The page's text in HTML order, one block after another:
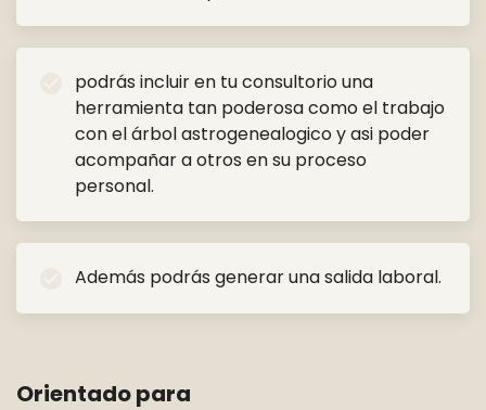
podrás incluir en tu consultorio una
herramienta tan poderosa como el trabajo
con el árbol astrogenealogico y asi poder
acompañar a otros en su proceso
personal.
Además podrás generar una salida laboral.
Orientado para